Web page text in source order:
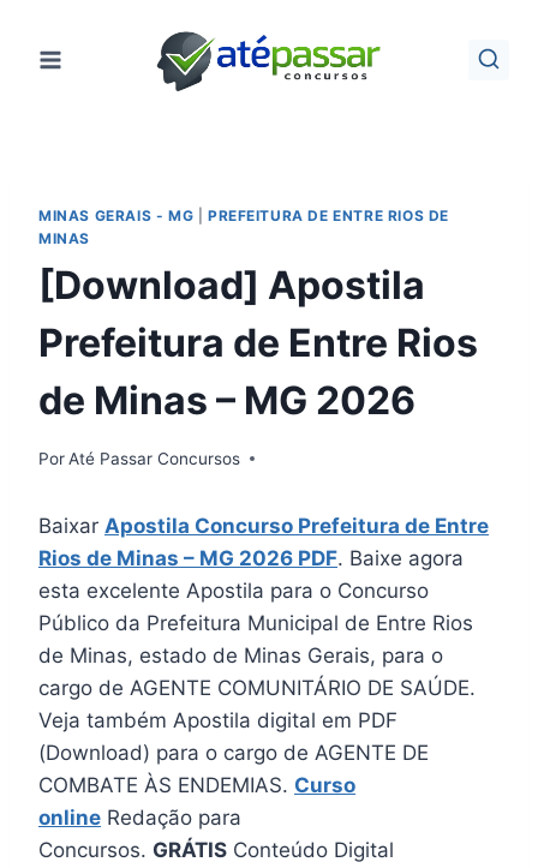
para
MINAS GERAIS - MG
PREFEITURA DE ENTRE RIOS DE
MINAS
[Download] Apostila
Prefeitura de Entre Rios
de Minas – MG 2026
PorAté Passar Concursos
Baixar Apostila Concurso Prefeitura de Entre
Rios de Minas – MG 2026 PDF. Baixe agora
esta excelente Apostila para o Concurso
Público da Prefeitura Municipal de Entre Rios
de Minas, estado de Minas Gerais, para o
cargo de AGENTE COMUNITÁRIO DE SAÚDE.
Veja também Apostila digital em PDF
(Download) para o cargo de AGENTE DE
COMBATE ÀS ENDEMIAS. Curso
online Redação para
Concursos. GRÁTIS Conteúdo Digital